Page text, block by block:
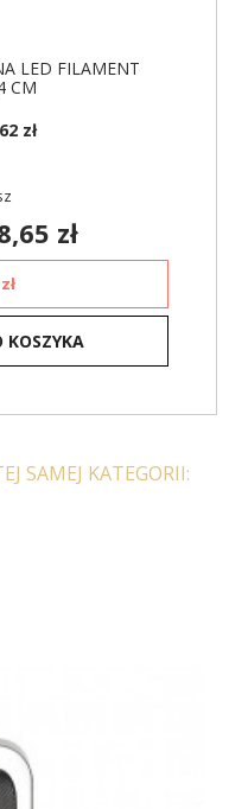
LED FILAMENT
CM
zł
zł
KOSZYKA
SAMEJ KATEGORII: